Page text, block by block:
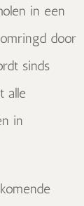
in een
door
sinds
alle
in